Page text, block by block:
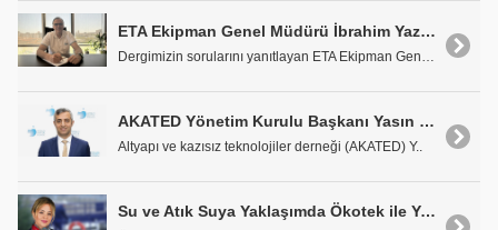
ETA Ekipman Genel Müdürü İbrahim Yazıcı: "Yarının Beklentilerini Karşılayacak Teknolojiler için çalışıyoruz"
Dergimizin sorularını yanıtlayan ETA Ekipman Genel..
AKATED Yönetim Kurulu Başkanı Yasın Torun: "Avrasya Su Fuarı: Suyun Geleceği için Teknoloji ve Bilgi Buluşması"
Altyapı ve kazısız teknolojiler derneği (AKATED) Y..
Su ve Atık Suya Yaklaşımda Ökotek ile Yeni Perspektifler